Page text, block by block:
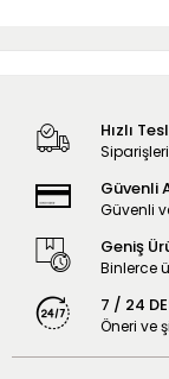
Hızlı
Güvenli
Güvenli
Geniş
Binlerce
7 / 24
Öneri ve